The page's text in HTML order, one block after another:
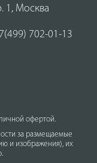
1, Москва
702-01-13
офертой.
за размещаемые
и изображения), их